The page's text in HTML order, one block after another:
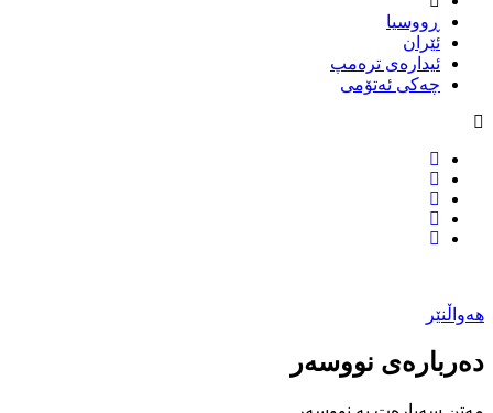
ڕووسیا
ئێران
ئیدارەی ترەمپ
چەکی ئەتۆمی
هەواڵنێر
دەربارەی نووسەر